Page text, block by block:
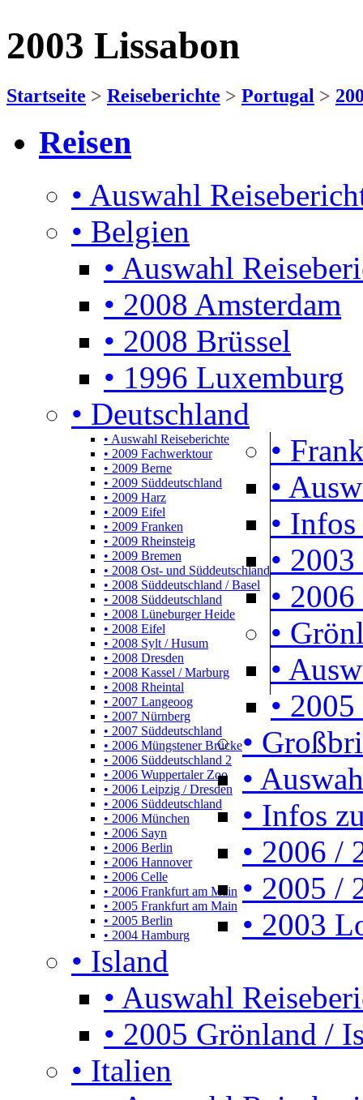
2003 Lissabon
Startseite > Reiseberichte > Portugal >
Reisen
• Auswahl
• Belgien
• Auswahl
• 2008 Amsterdam
• 2008 Brüssel
• 1996 Luxemburg
• Deutschland
• Auswahl Reiseberichte
• 2009 Fachwerktour
• 2009 Berne
• 2009 Süddeutschland
• 2009 Harz
• 2009 Eifel
• 2009 Franken
• 2009 Rheinsteig
• 2009 Bremen
• 2008 Ost- und Süddeutschland
• 2008 Süddeutschland / Basel
• 2008 Süddeutschland
• 2008 Lüneburger Heide
• 2008 Eifel
• 2008 Sylt / Husum
• 2008 Dresden
• 2008 Kassel / Marburg
• 2008 Rheintal
• 2007 Langeoog
• 2007 Nürnberg
• 2007 Süddeutschland
• 2006 Müngstener Brücke
• 2006 Süddeutschland 2
• 2006 Wuppertaler Zoo
• 2006 Leipzig / Dresden
• 2006 Süddeutschland
• 2006 München
• 2006 Sayn
• 2006 Berlin
• 2006 Hannover
• 2006 Celle
• 2006 Frankfurt am Main
• 2005 Frankfurt am Main
• 2005 Berlin
• 2004 Hamburg
•
•
•
•
•
•
•
•
•
•
• Infos
• 2006 /
• 2005 /
• 2003
• Island
• Auswahl
• 2005 Grönland /
• Italien